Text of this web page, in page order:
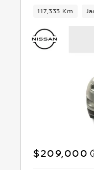
117,333 Km
$209,000